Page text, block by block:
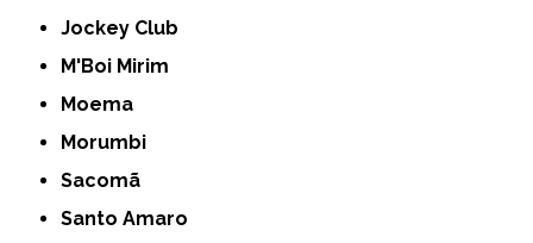
Jockey Club
M'Boi Mirim
Moema
Morumbi
Sacomã
Santo Amaro